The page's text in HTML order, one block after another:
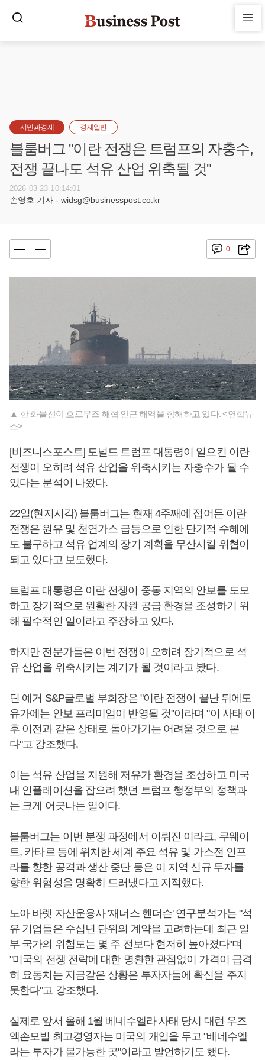
시민과경제 경제일반
블룸버그 "이란 전쟁은 트럼프의 자충수,
전쟁 끝나도 석유 산업 위축될 것"
2026-03-23 10:14:01
손영호 기자 - widsg@businesspost.co.kr
0
▲ 한 화물선이 호르무즈 해협 인근 해역을 항해하고 있다. <연합뉴
스>
[비즈니스포스트] 도널드 트럼프 대통령이 일으킨 이란
전쟁이 오히려 석유 산업을 위축시키는 자충수가 될 수
있다는 분석이 나왔다.
22일(현지시각) 블룸버그는 현재 4주째에 접어든 이란
전쟁은 원유 및 천연가스 급등으로 인한 단기적 수혜에
도 불구하고 석유 업계의 장기 계획을 무산시킬 위협이
되고 있다고 보도했다.
트럼프 대통령은 이란 전쟁이 중동 지역의 안보를 도모
하고 장기적으로 원활한 자원 공급 환경을 조성하기 위
해 필수적인 일이라고 주장하고 있다.
하지만 전문가들은 이번 전쟁이 오히려 장기적으로 석
유 산업을 위축시키는 계기가 될 것이라고 봤다.
딘 예거 S&P글로벌 부회장은 "이란 전쟁이 끝난 뒤에도
유가에는 안보 프리미엄이 반영될 것"이라며 "이 사태 이
후 이전과 같은 상태로 돌아가기는 어려울 것으로 본
다"고 강조했다.
이는 석유 산업을 지원해 저유가 환경을 조성하고 미국
내 인플레이션을 잡으려 했던 트럼프 행정부의 정책과
는 크게 어긋나는 일이다.
블룸버그는 이번 분쟁 과정에서 이뤄진 이라크, 쿠웨이
트, 카타르 등에 위치한 세계 주요 석유 및 가스전 인프
라를 향한 공격과 생산 중단 등은 이 지역 신규 투자를
향한 위험성을 명확히 드러냈다고 지적했다.
노아 바렛 자산운용사 '재너스 헨더슨' 연구분석가는 "석
유 기업들은 수십년 단위의 계약을 고려하는데 최근 일
부 국가의 위험도는 몇 주 전보다 현저히 높아졌다"며
"미국의 전쟁 전략에 대한 명환한 관점없이 가격이 급격
히 요동치는 지금같은 상황은 투자자들에 확신을 주지
못한다"고 강조했다.
실제로 앞서 올해 1월 베네수엘라 사태 당시 대런 우즈
엑손모빌 최고경영자는 미국의 개입을 두고 "베네수엘
라는 투자가 불가능한 곳"이라고 발언하기도 했다.